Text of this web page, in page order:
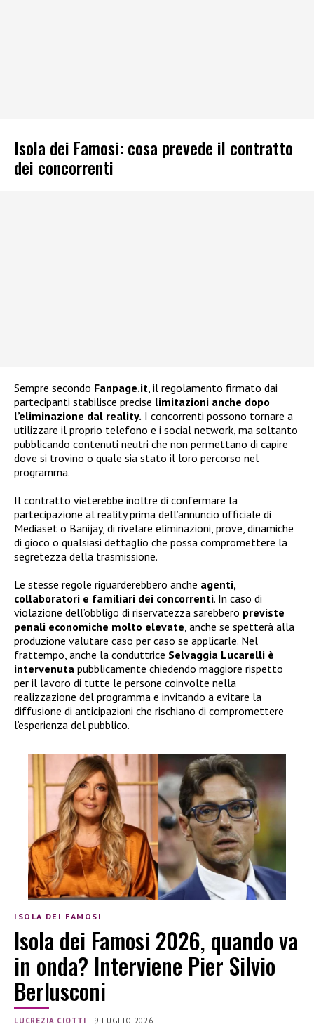
Isola dei Famosi: cosa prevede il contratto
dei concorrenti
Sempre secondo Fanpage.it , il regolamento firmato dai
partecipanti stabilisce precise limitazioni anche dopo
l’eliminazione dal reality. I concorrenti possono tornare a
utilizzare il proprio telefono e i social network, ma soltanto
pubblicando contenuti neutri che non permettano di capire
dove si trovino o quale sia stato il loro percorso nel
programma.
Il contratto vieterebbe inoltre di confermare la
partecipazione al reality prima dell’annuncio ufficiale di
Mediaset o Banijay, di rivelare eliminazioni, prove, dinamiche
di gioco o qualsiasi dettaglio che possa compromettere la
segretezza della trasmissione.
Le stesse regole riguarderebbero anche agenti,
collaboratori e familiari dei concorrenti. In caso di
violazione dell’obbligo di riservatezza sarebbero previste
penali economiche molto elevate , anche se spetterà alla
produzione valutare caso per caso se applicarle. Nel
frattempo, anche la conduttrice Selvaggia Lucarelli è
intervenuta pubblicamente chiedendo maggiore rispetto
per il lavoro di tutte le persone coinvolte nella
realizzazione del programma e invitando a evitare la
diffusione di anticipazioni che rischiano di compromettere
l’esperienza del pubblico.
ISOLA DEI FAMOSI
Isola dei Famosi 2026, quando va
in onda? Interviene Pier Silvio
Berlusconi
LUCREZIA CIOTTI | 9 LUGLIO 2026